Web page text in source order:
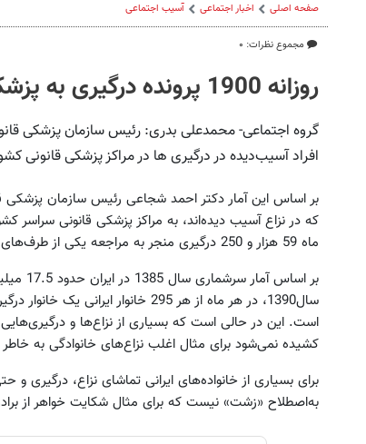
صفحه اصلی اخبار اجتماعی آسیب اجتماعی
مجموع نظرات: ۰
روزانه 1900 پرونده درگیری به پزشکی قانونی می‌رود
افراد آسیب‌دیده در درگیری ها در مراکز پزشکی قانونی کشور 355هزار و 500 نفر بوده
که در نزاع آسیب دیده‌اند، به مراکز پزشکی قانونی سراسر
ماه 59 هزار و 250 درگیری منجر به مراجعه یکی از طرف‌های دعوا به پزشکی قانونی وجود داشته است.
بر
سال1390، در هر ماه از هر 295
است. این در حالی است که بسیاری از نزاع‌ها و
کشیده نمی‌شود برای مثال اغلب نزاع‌های خانوادگی به
برای بسیاری از خانواده‌های ایرانی تماشای نزاع،
به‌اصطلاح «زشت» نیست که برای مثال شکایت خواهر از
فوری کبد چرب با این محصول گیاهی
مشاوره رایگان
بیمه عمر طلا: تأمین
بالا
دریافت